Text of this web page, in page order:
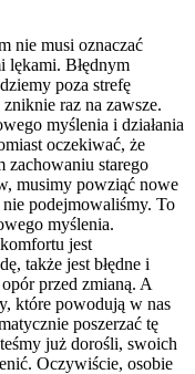
nie musi oznaczać
lękami. Błędnym
poza strefę
raz na zawsze.
myślenia i działania
oczekiwać, że
zachowaniu starego
musimy powziąć nowe
nie podejmowaliśmy. To
myślenia.
jest
także jest błędne i
przed zmianą. A
które powodują w nas
poszerzać tę
już dorośli, swoich
Oczywiście, osobie